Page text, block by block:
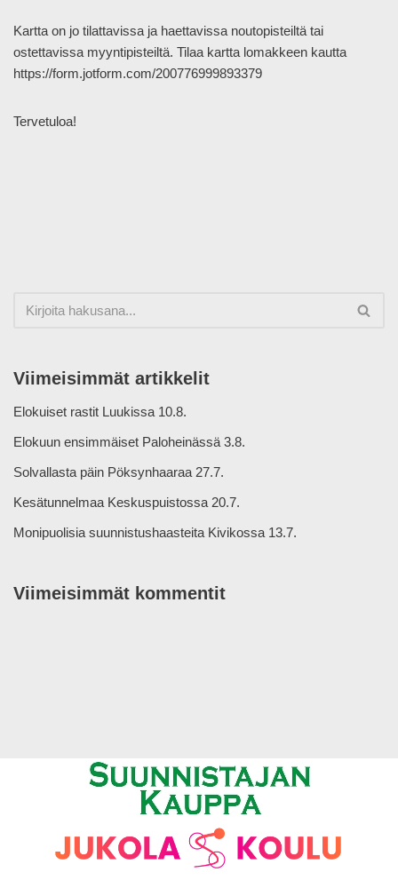
Kartta on jo tilattavissa ja haettavissa noutopisteiltä tai
ostettavissa myyntipisteiltä. Tilaa kartta lomakkeen kautta
https://form.jotform.com/200776999893379
Tervetuloa!
Viimeisimmät artikkelit
Elokuiset rastit Luukissa 10.8.
Elokuun ensimmäiset Paloheinässä 3.8.
Solvallasta päin Pöksynhaaraa 27.7.
Kesätunnelmaa Keskuspuistossa 20.7.
Monipuolisia suunnistushaasteita Kivikossa 13.7.
Viimeisimmät kommentit